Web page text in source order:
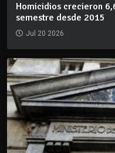
Homicidios crecieron
semestre desde 2015
Jul 20 2026